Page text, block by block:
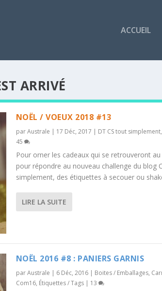
ACCUEIL
ARRIVÉ
NOËL / VOEUX 2018 #13
parAustrale | 17 Déc, 2017 | DT CS tout simplement,
45
Pour orner les cadeaux qui se retrouveront
pour répondre au nouveau challenge du blog
simplement, des étiquettes à secouer ou
LIRE LA SUITE
NOËL 2016 #8 : PANIERS GARNIS
parAustrale | 6 Déc, 2016| Boites / Emballages,
Com16, Étiquettes / Tags| 13